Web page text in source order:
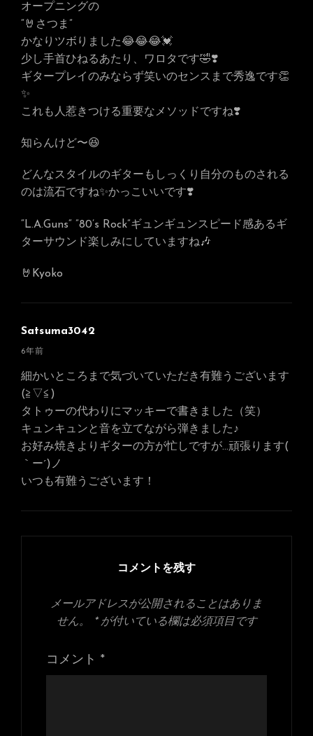
の
発
言:
オープニングの
“🤘さつま”
かなりツボりました😂😂😂💓
少し手首ひねるあたり、ワロタです🤣❣️
ギタープレイのみならず笑いのセンスまで秀逸です👏
✨
これも人惹きつける重要なメソッドですね❣️
知らんけど〜😆
どんなスタイルのギターもしっくり自分のものされる
のは流石ですね✨かっこいいです❣️
“L.A.Guns“ ”80’s Rock”ギュンギュンスピード感あるギ
ターサウンド楽しみにしていますね🎶
🤘Kyoko
Satsuma3042
さ
の
発
言:
6年前
細かいところまで気づいていただき有難うございます
(≧▽≦)
タトゥーの代わりにマッキーで書きました（笑）
キュンキュンと音を立てながら弾きました♪
お好み焼きよりギターの方が忙しですが…頑張ります(
｀ー´)ノ
いつも有難うございます！
コメントを残す
メールアドレスが公開されることはありま
せん。
*が付いている欄は必須項目です
コメント *